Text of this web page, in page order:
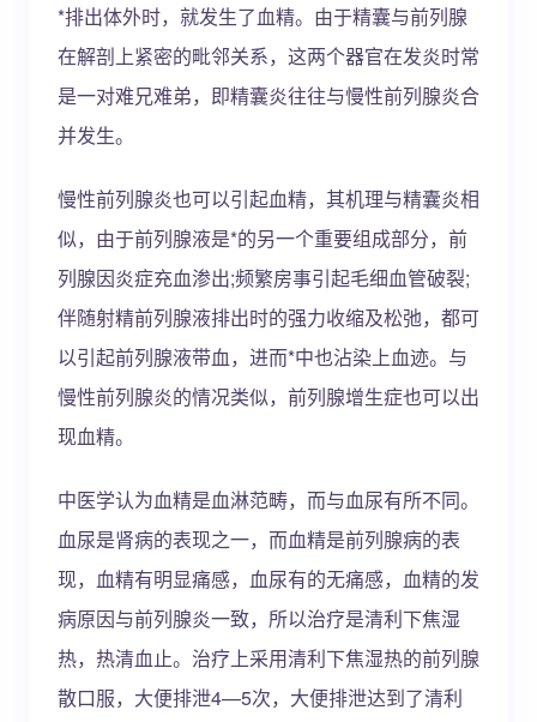
*排出体外时，就发生了血精。由于精囊与前列腺
在解剖上紧密的毗邻关系，这两个器官在发炎时常
是一对难兄难弟，即精囊炎往往与慢性前列腺炎合
并发生。
慢性前列腺炎也可以引起血精，其机理与精囊炎相
似，由于前列腺液是*的另一个重要组成部分，前
列腺因炎症充血渗出;频繁房事引起毛细血管破裂;
伴随射精前列腺液排出时的强力收缩及松弛，都可
以引起前列腺液带血，进而*中也沾染上血迹。与
慢性前列腺炎的情况类似，前列腺增生症也可以出
现血精。
中医学认为血精是血淋范畴，而与血尿有所不同。
血尿是肾病的表现之一，而血精是前列腺病的表
现，血精有明显痛感，血尿有的无痛感，血精的发
病原因与前列腺炎一致，所以治疗是清利下焦湿
热，热清血止。治疗上采用清利下焦湿热的前列腺
散口服，大便排泄4—5次，大便排泄达到了清利